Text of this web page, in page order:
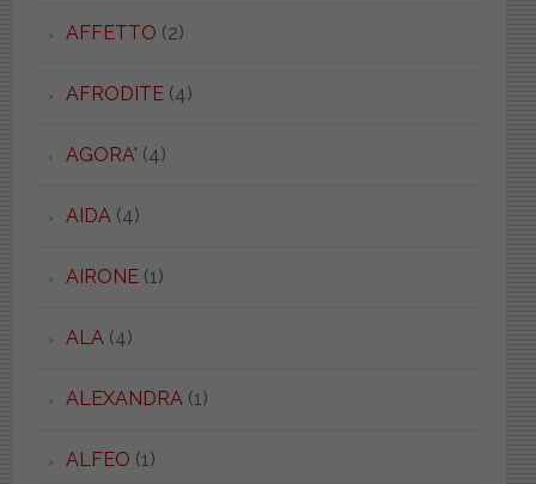
AFFETTO (2)
AFRODITE(4)
AGORA' (4)
AIDA (4)
AIRONE(1)
ALA (4)
ALEXANDRA (1)
ALFEO (1)